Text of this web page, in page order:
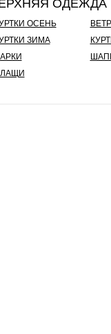
ОДЕЖДА
ОСЕНЬ
ЗИМА